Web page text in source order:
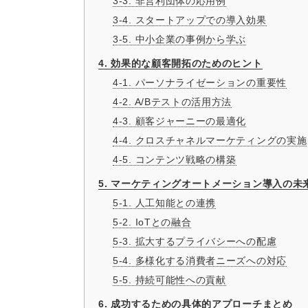
3-4. スタートアップでの導入効果
3-5. 中小企業の事例から学ぶ
4. 効果的な顧客開拓のためのヒント
4-1. パーソナライゼーションの重要性
4-2. A/Bテストの活用方法
4-3. 顧客ジャーニーの最適化
4-4. クロスチャネルマーケティングの実施
4-5. コンテンツ戦略の構築
5. マーケティングオートメーション導入の未
5-1. 人工知能との連携
5-2. IoTとの融合
5-3. 拡大するプライバシーへの配慮
5-4. 多様化する消費者ニーズへの対応
5-5. 持続可能性への貢献
6. 成功するための具体的アプローチまとめ